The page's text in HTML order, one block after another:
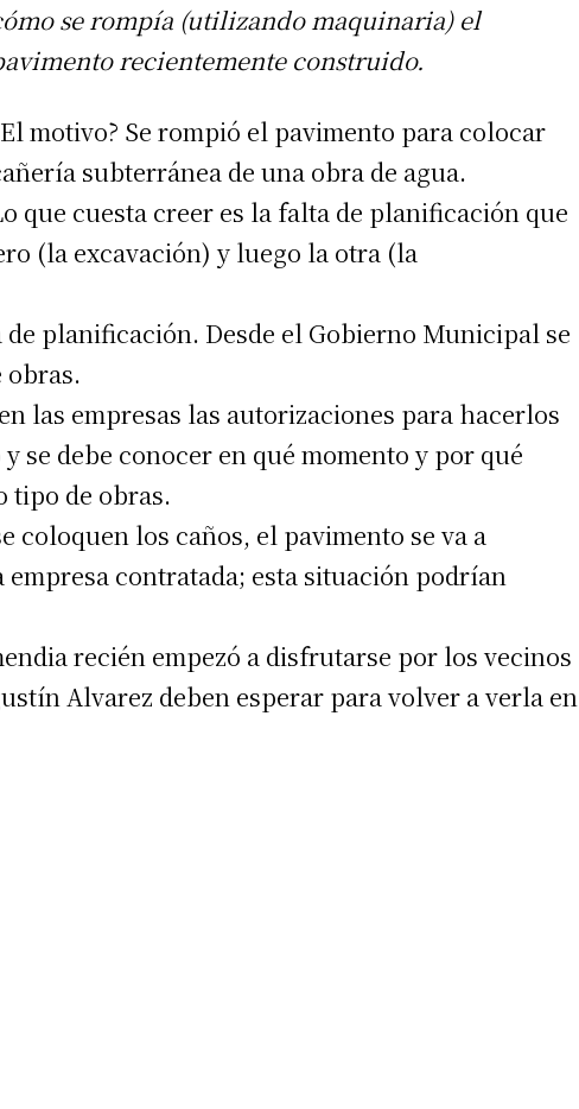
se rompía (utilizando maquinaria) el
recientemente construido.
motivo? Se rompió el pavimento para colocar
subterránea de una obra de agua.
que cuesta creer es la falta de planificación que
(la excavación) y luego la otra (la
planificación. Desde el Gobierno Municipal se
obras.
las empresas las autorizaciones para hacerlos
se debe conocer en qué momento y por qué
tipo de obras.
coloquen los caños, el pavimento se va a
contratada; esta situación podrían
recién empezó a disfrutarse por los vecinos
Alvarez deben esperar para volver a verla en